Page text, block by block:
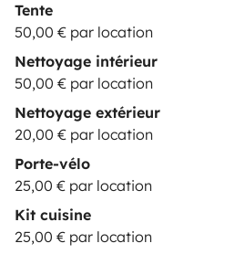
Tente
50,00 € par location
Nettoyage intérieur
50,00 € par location
Nettoyage extérieur
20,00 € par location
Porte-vélo
25,00 € par location
Kit cuisine
25,00 € par location